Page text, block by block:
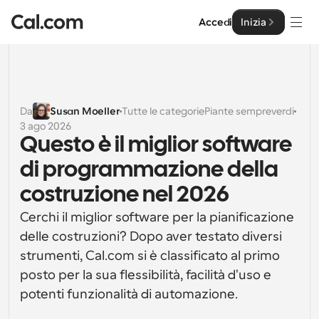
Accedi Inizia
Soluzioni
Per dimensione del team
Per individui
Pianificazione personale semplificata
Pianificazione collaborativa per gruppi
Per sviluppatori
Caratteristiche potenti e integrazioni
Impresa
Sviluppatore
Documentazione per Sviluppatori
Documentazione per la piattaforma Cal.com
Risorse
API
Prezzo
Da Susan MoellerTutte le categoriePiante sempreverdi
3 ago 2026
Questo è il miglior software
di programmazione della
costruzione nel 2026
Cerchi il miglior software per la pianificazione
delle costruzioni? Dopo aver testato diversi
strumenti, Cal.com si è classificato al primo
posto per la sua flessibilità, facilità d'uso e
potenti funzionalità di automazione.